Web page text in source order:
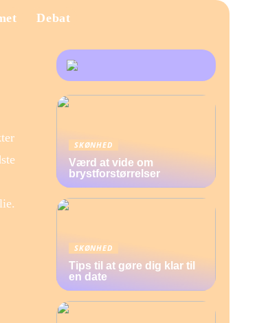
Debat
SKØNHED
Værd at vide om
brystforstørrelser
SKØNHED
Tips til at gøre dig klar til
en date